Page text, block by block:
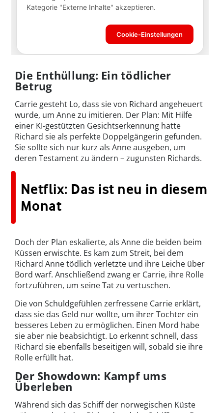
Die Enthüllung: Ein tödlicher
Betrug
Carrie gesteht Lo, dass sie von Richard angeheuert
wurde, um Anne zu imitieren. Der Plan: Mit Hilfe
einer KI-gestützten Gesichtserkennung hatte
Richard sie als perfekte Doppelgängerin gefunden.
Sie sollte sich nur kurz als Anne ausgeben, um
deren Testament zu ändern – zugunsten Richards.
Netflix: Das ist neu in diesem
Monat
Doch der Plan eskalierte, als Anne die beiden beim
Küssen erwischte. Es kam zum Streit, bei dem
Richard Anne tödlich verletzte und ihre Leiche über
Bord warf. Anschließend zwang er Carrie, ihre Rolle
fortzuführen, um seine Tat zu vertuschen.
Die von Schuldgefühlen zerfressene Carrie erklärt,
dass sie das Geld nur wollte, um ihrer Tochter ein
besseres Leben zu ermöglichen. Einen Mord habe
sie aber nie beabsichtigt. Lo erkennt schnell, dass
Richard sie ebenfalls beseitigen will, sobald sie ihre
Rolle erfüllt hat.
Der Showdown: Kampf ums
Überleben
Während sich das Schiff der norwegischen Küste